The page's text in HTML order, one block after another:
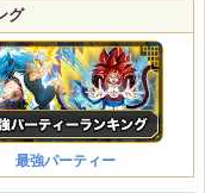
グ
最強パーティー